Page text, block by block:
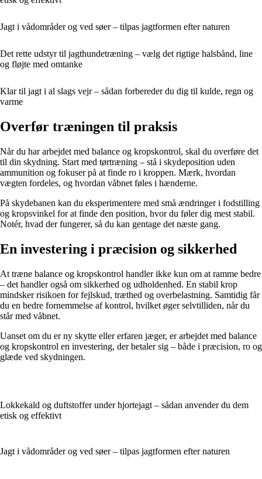
Jagt i vådområder og ved søer – tilpas jagtformen efter naturen
Det rette udstyr til jagthundetræning – vælg det rigtige halsbånd, line
og fløjte med omtanke
Klar til jagt i al slags vejr – sådan forbereder du dig til kulde, regn og
varme
Overfør træningen til praksis
Når du har arbejdet med balance og kropskontrol, skal du overføre det
til din skydning. Start med tørtræning – stå i skydeposition uden
ammunition og fokuser på at finde ro i kroppen. Mærk, hvordan
vægten fordeles, og hvordan våbnet føles i hænderne.
På skydebanen kan du eksperimentere med små ændringer i fodstilling
og kropsvinkel for at finde den position, hvor du føler dig mest stabil.
Notér, hvad der fungerer, så du kan gentage det næste gang.
En investering i præcision og sikkerhed
At træne balance og kropskontrol handler ikke kun om at ramme bedre
– det handler også om sikkerhed og udholdenhed. En stabil krop
mindsker risikoen for fejlskud, træthed og overbelastning. Samtidig får
du en bedre fornemmelse af kontrol, hvilket øger selvtilliden, når du
står med våbnet.
Uanset om du er ny skytte eller erfaren jæger, er arbejdet med balance
og kropskontrol en investering, der betaler sig – både i præcision, ro og
glæde ved skydningen.
Lokkekald og duftstoffer under hjortejagt – sådan anvender du dem
etisk og effektivt
Jagt i vådområder og ved søer – tilpas jagtformen efter naturen